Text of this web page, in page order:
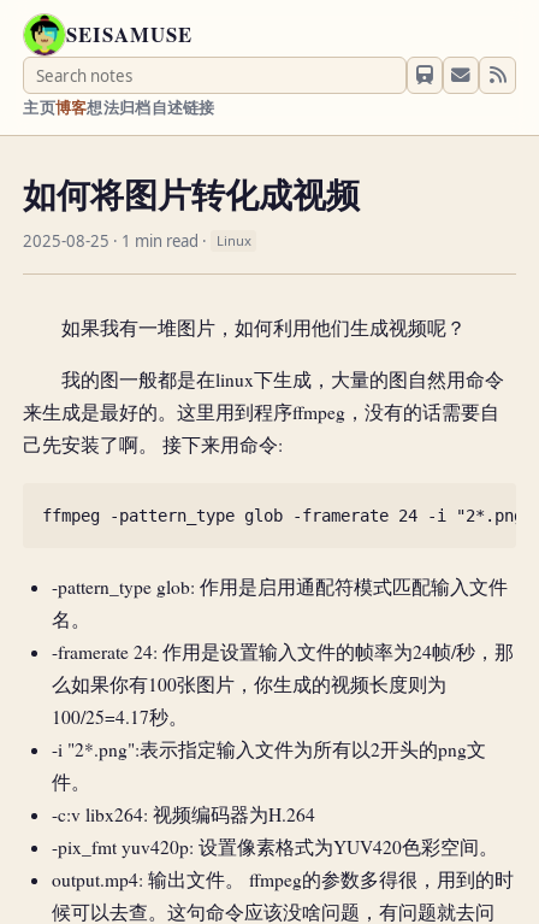
SEISAMUSE
主页博客想法归档自述链接
如何将图片转化成视频
2025-08-25 · 1 min read · Linux
如果我有一堆图片，如何利用他们生成视频呢？
我的图一般都是在linux下生成，大量的图自然用命令
来生成是最好的。这里用到程序ffmpeg，没有的话需要自
己先安装了啊。 接下来用命令:
ffmpeg -pattern_type glob -framerate 24 -i "2*.png"
-pattern_type glob: 作用是启用通配符模式匹配输入文件
名。
-framerate 24: 作用是设置输入文件的帧率为24帧/秒，那
么如果你有100张图片，你生成的视频长度则为
100/25=4.17秒。
-i "2*.png":表示指定输入文件为所有以2开头的png文
件。
-c:v libx264: 视频编码器为H.264
-pix_fmt yuv420p: 设置像素格式为YUV420色彩空间。
output.mp4: 输出文件。 ffmpeg的参数多得很，用到的时
候可以去查。这句命令应该没啥问题，有问题就去问